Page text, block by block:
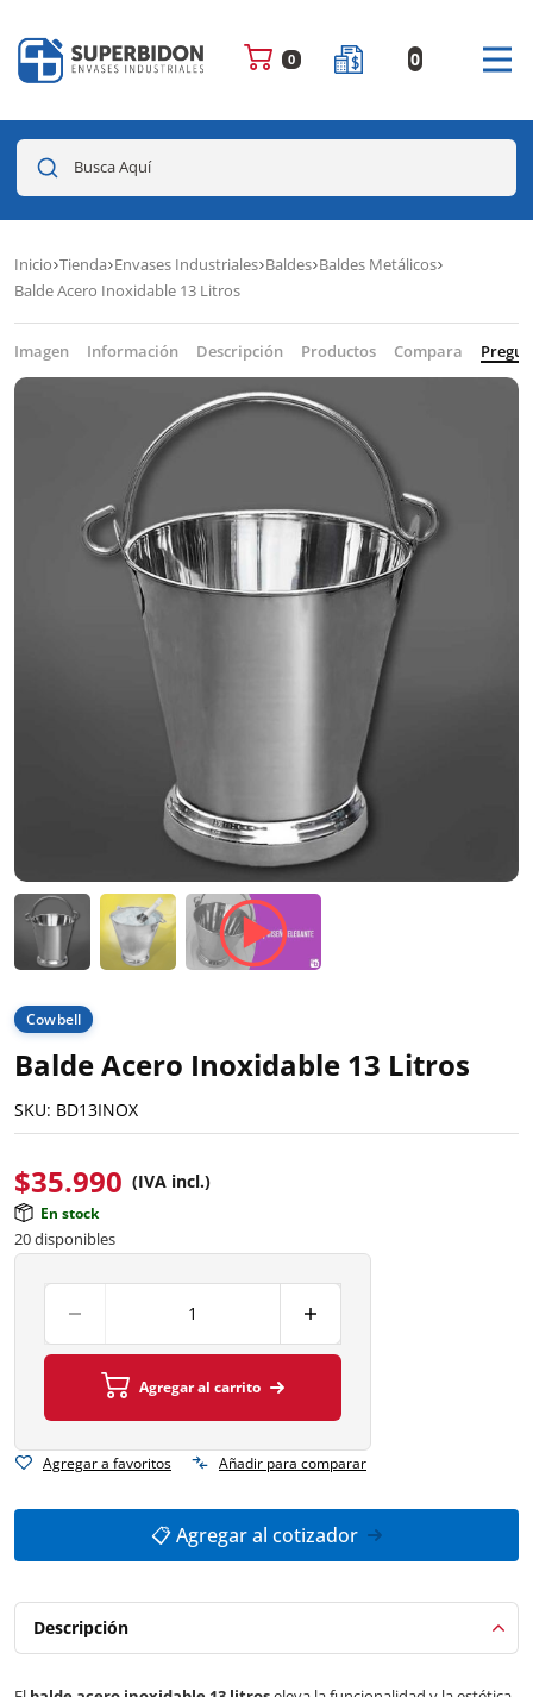
0 0
Busca Aquí
Inicio Tienda Envases Industriales Baldes Baldes Metálicos
Balde Acero Inoxidable 13 Litros
Imagen Información Descripción Productos Compara
Cowbell
Balde Acero Inoxidable 13 Litros
SKU: BD13INOX
$35.990 (IVA incl.)
En stock
20 disponibles
Agregar al carrito
Agregar a favoritos Añadir para comparar
📋 Agregar al cotizador
Descripción